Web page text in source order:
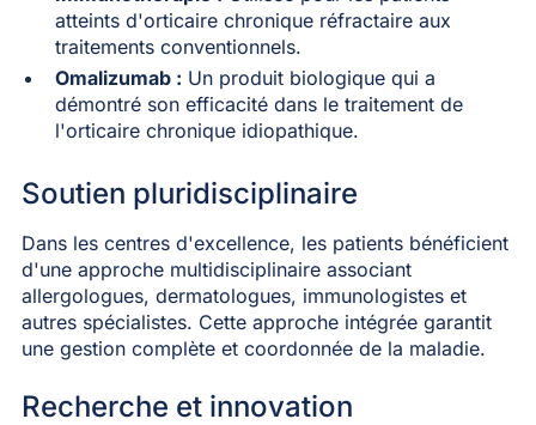
atteints d'orticaire chronique réfractaire aux
traitements conventionnels.
Omalizumab : Un produit biologique qui a
démontré son efficacité dans le traitement de
l'orticaire chronique idiopathique.
Soutien pluridisciplinaire
Dans les centres d'excellence, les patients bénéficient
d'une approche multidisciplinaire associant
allergologues, dermatologues, immunologistes et
autres spécialistes. Cette approche intégrée garantit
une gestion complète et coordonnée de la maladie.
Recherche et innovation